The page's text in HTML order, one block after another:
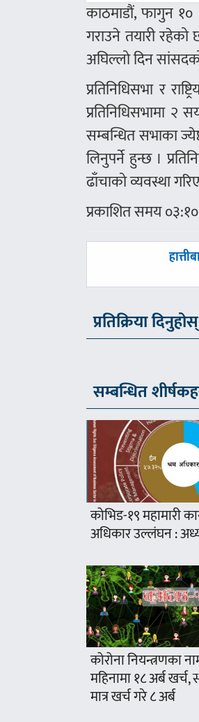
काठमाडौं, फागुन
गराउने तयारी
अघिल्लो दिन
प्रतिनिधिसभा र
प्रतिनिधिसभामा
सम्बन्धित सभाका
लिनुपर्ने हुन्छ ।
ढाँचाको व्यवस्था
प्रकाशित समय
प्रतिक्रिया दिनुहोस्
सम्बन्धित
कोभिड-१९ महामारी
अधिकार उल्लंघन :
कोरोना नियन्त्रणका
महिनामा १८ अर्ब
मात्र खर्च गरे ८ अर्ब